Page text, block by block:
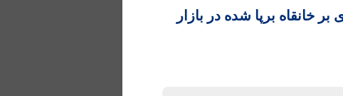
در سال ۶۱۴ هجری بر خانقاه برپا شده در بازار